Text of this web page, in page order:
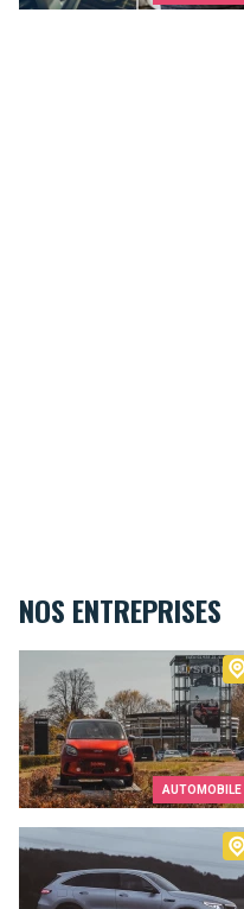
NOS ENTREPRISES
AUTOMOBILE
Smart Center Mannès
Mercedes Benz - Mannès